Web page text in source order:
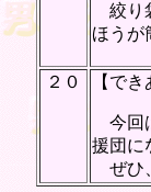
絞り
ほうが
２０ 【でき
今回
援団に
ぜひ、